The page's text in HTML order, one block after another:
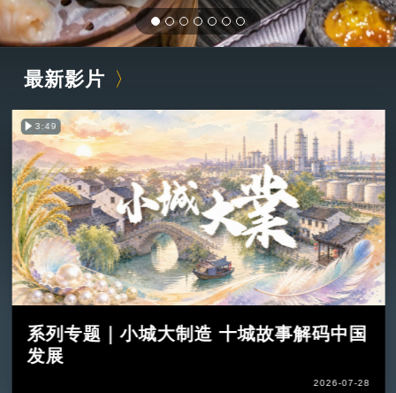
最新影片
3:49
系列专题｜小城大制造 十城故事解码中国
发展
2026-07-28